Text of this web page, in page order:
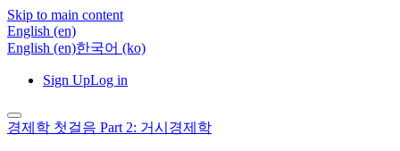
Skip to main content
English ‎(en)‎
English ‎(en)‎한국어 ‎(ko)‎
Sign UpLog in
경제학 첫걸음 Part 2: 거시경제학